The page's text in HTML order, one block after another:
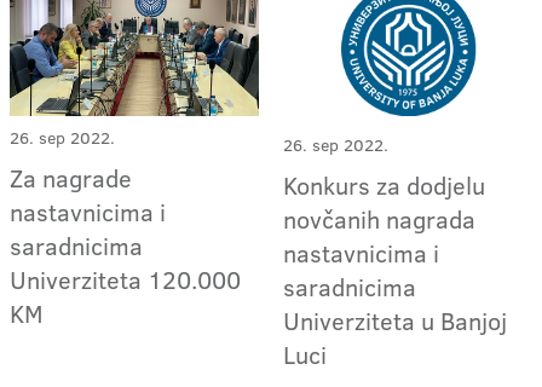
26. sep 2022.
Za nagrade
nastavnicima i
saradnicima
Univerziteta 120.000
KM
26. sep 2022.
Konkurs za dodjelu
novčanih nagrada
nastavnicima i
saradnicima
Univerziteta u Banjoj
Luci